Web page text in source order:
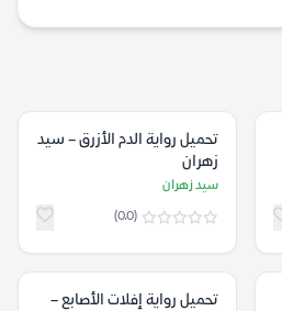
تحميل رواية الدم الأزرق – سيد
زهران
سيد زهران
(0.0)
تحميل رواية إفلات الأصابع –